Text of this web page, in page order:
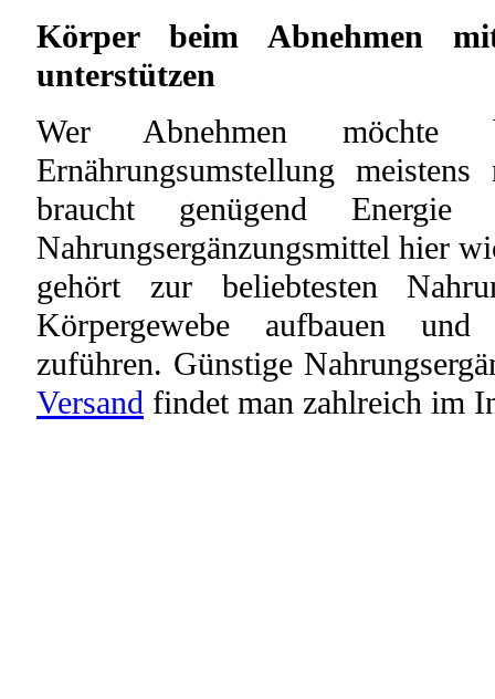
Körper beim Abnehmen
unterstützen
Wer Abnehmen möchte
Ernährungsumstellung
braucht genügend
Nahrungsergänzungsmittel hier
gehört zur beliebtesten
Körpergewebe aufbauen
zuführen. Günstige
Versand findet man zahlreich im